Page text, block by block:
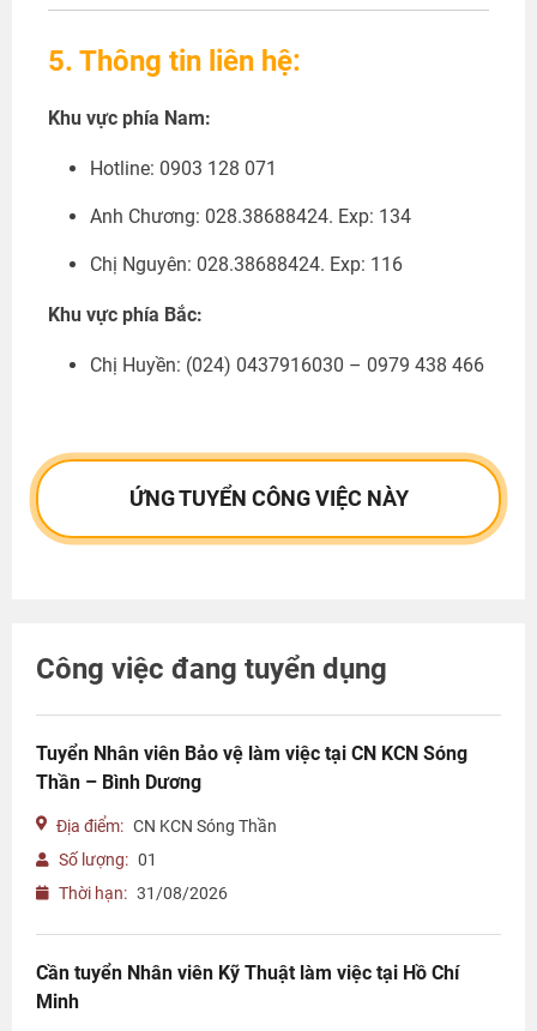
5. Thông tin liên hệ:
Khu vực phía Nam:
Hotline: 0903 128 071
Anh Chương: 028.38688424. Exp: 134
Chị Nguyên: 028.38688424. Exp: 116
Khu vực phía Bắc:
Chị Huyền: (024) 0437916030 – 0979 438 466
ỨNG TUYỂN CÔNG VIỆC NÀY
Công việc đang tuyển dụng
Tuyển Nhân viên Bảo vệ làm việc tại CN KCN Sóng
Thần – Bình Dương
Địa điểm: CN KCN Sóng Thần
Số lượng: 01
Thời hạn: 31/08/2026
Cần tuyển Nhân viên Kỹ Thuật làm việc tại Hồ Chí
Minh